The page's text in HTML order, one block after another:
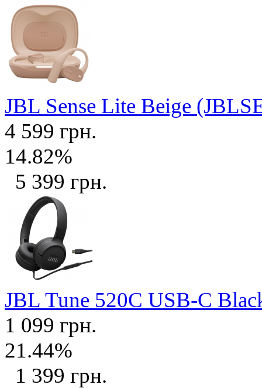
JBL Sense Lite Beige
4 599 грн.
14.82%
5 399 грн.
JBL Tune 520C USB-C
1 099 грн.
21.44%
1 399 грн.